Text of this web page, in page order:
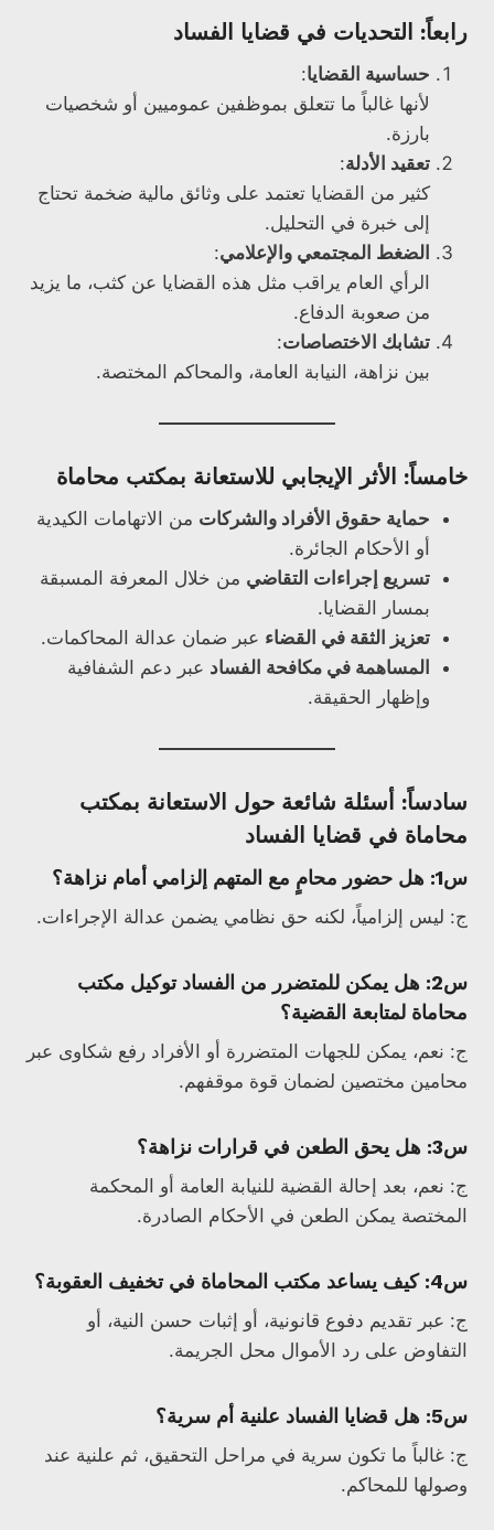
رابعاً: التحديات في قضايا الفساد
حساسية القضايا:
لأنها غالباً ما تتعلق بموظفين عموميين أو شخصيات
بارزة.
تعقيد الأدلة:
كثير من القضايا تعتمد على وثائق مالية ضخمة تحتاج
إلى خبرة في التحليل.
الضغط المجتمعي والإعلامي:
الرأي العام يراقب مثل هذه القضايا عن كثب، ما يزيد
من صعوبة الدفاع.
تشابك الاختصاصات:
بين نزاهة، النيابة العامة، والمحاكم المختصة.
خامساً: الأثر الإيجابي للاستعانة بمكتب محاماة
حماية حقوق الأفراد والشركات من الاتهامات الكيدية
أو الأحكام الجائرة.
تسريع إجراءات التقاضي من خلال المعرفة المسبقة
بمسار القضايا.
تعزيز الثقة في القضاء عبر ضمان عدالة المحاكمات.
المساهمة في مكافحة الفساد عبر دعم الشفافية
وإظهار الحقيقة.
سادساً: أسئلة شائعة حول الاستعانة بمكتب
محاماة في قضايا الفساد
س1: هل حضور محامٍ مع المتهم إلزامي أمام نزاهة؟
ج: ليس إلزامياً، لكنه حق نظامي يضمن عدالة الإجراءات.
س2: هل يمكن للمتضرر من الفساد توكيل مكتب
محاماة لمتابعة القضية؟
ج: نعم، يمكن للجهات المتضررة أو الأفراد رفع شكاوى عبر
محامين مختصين لضمان قوة موقفهم.
س3: هل يحق الطعن في قرارات نزاهة؟
ج: نعم، بعد إحالة القضية للنيابة العامة أو المحكمة
المختصة يمكن الطعن في الأحكام الصادرة.
س4: كيف يساعد مكتب المحاماة في تخفيف العقوبة؟
ج: عبر تقديم دفوع قانونية، أو إثبات حسن النية، أو
التفاوض على رد الأموال محل الجريمة.
س5: هل قضايا الفساد علنية أم سرية؟
ج: غالباً ما تكون سرية في مراحل التحقيق، ثم علنية عند
وصولها للمحاكم.